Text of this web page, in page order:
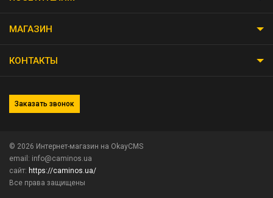
МАГАЗИН
КОНТАКТЫ
Заказать звонок
© 2026 Интернет-магазин на OkayCMS
email: info@caminos.ua
сайт: https://caminos.ua/
Все права защищены